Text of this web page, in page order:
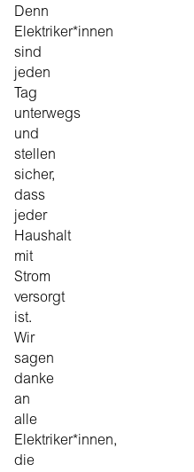
Denn
Elektriker*innen
sind
jeden
Tag
unterwegs
und
stellen
sicher,
dass
jeder
Haushalt
mit
Strom
versorgt
ist.
Wir
sagen
danke
an
alle
Elektriker*innen,
die